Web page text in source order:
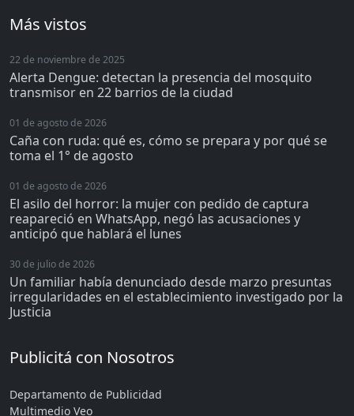
Más vistos
22 de noviembre de 2025
Alerta Dengue: detectan la presencia del mosquito
transmisor en 22 barrios de la ciudad
01 de agosto de 2026
Caña con ruda: qué es, cómo se prepara y por qué se
toma el 1° de agosto
01 de agosto de 2026
El asilo del horror: la mujer con pedido de captura
reapareció en WhatsApp, negó las acusaciones y
anticipó que hablará el lunes
30 de julio de 2026
Un familiar había denunciado desde marzo presuntas
irregularidades en el establecimiento investigado por la
Justicia
Publicitá con Nosotros
Departamento de Publicidad
Multimedio Veo